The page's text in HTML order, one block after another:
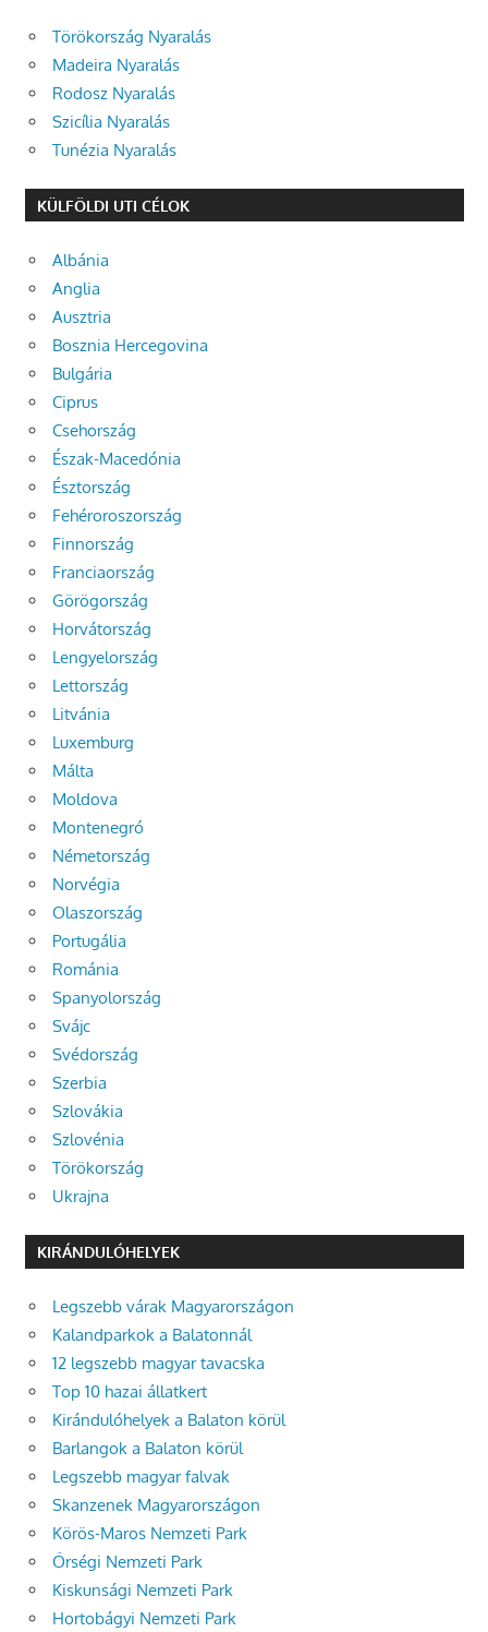
Törökország Nyaralás
Madeira Nyaralás
Rodosz Nyaralás
Szicília Nyaralás
Tunézia Nyaralás
KÜLFÖLDI UTI CÉLOK
Albánia
Anglia
Ausztria
Bosznia Hercegovina
Bulgária
Ciprus
Csehország
Észak-Macedónia
Észtország
Fehéroroszország
Finnország
Franciaország
Görögország
Horvátország
Lengyelország
Lettország
Litvánia
Luxemburg
Málta
Moldova
Montenegró
Németország
Norvégia
Olaszország
Portugália
Románia
Spanyolország
Svájc
Svédország
Szerbia
Szlovákia
Szlovénia
Törökország
Ukrajna
KIRÁNDULÓHELYEK
Legszebb várak Magyarországon
Kalandparkok a Balatonnál
12 legszebb magyar tavacska
Top 10 hazai állatkert
Kirándulóhelyek a Balaton körül
Barlangok a Balaton körül
Legszebb magyar falvak
Skanzenek Magyarországon
Körös-Maros Nemzeti Park
Őrségi Nemzeti Park
Kiskunsági Nemzeti Park
Hortobágyi Nemzeti Park